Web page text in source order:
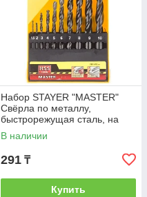
Набор STAYER "MASTER"
Свёрла по металлу,
быстрорежущая сталь, на
карточке, 5, 6, 8мм, 3шт
В наличии
291 ₸
Купить